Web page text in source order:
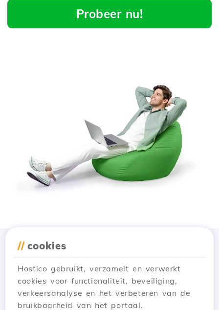
Probeer nu!
// cookies
Hostico gebruikt, verzamelt en verwerkt
cookies voor functionaliteit, beveiliging,
verkeersanalyse en het verbeteren van de
bruikbaarheid van het portaal.
Download de app